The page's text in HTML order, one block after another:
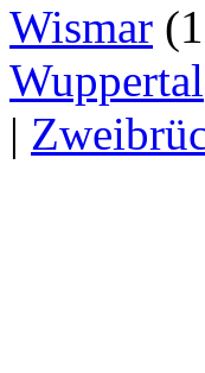
Wismar
Wuppertal
|